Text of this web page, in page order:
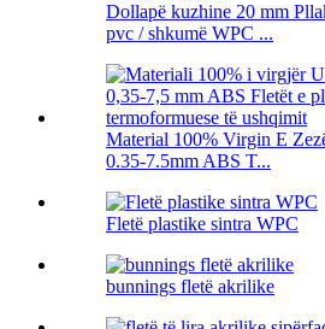
Dollapë kuzhine 20 mm
pvc / shkumë WPC ...
Material 100% Virgin E
0.35-7.5mm ABS T...
Fletë plastike sintra WPC
bunnings fletë akrilike